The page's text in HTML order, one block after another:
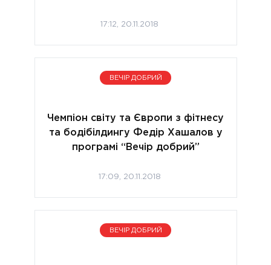
17:12, 20.11.2018
ВЕЧІР ДОБРИЙ
Чемпіон світу та Європи з фітнесу
та бодібілдингу Федір Хашалов у
програмі “Вечір добрий”
17:09, 20.11.2018
ВЕЧІР ДОБРИЙ